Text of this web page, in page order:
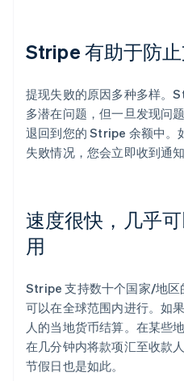
Stripe 有助于防
提现失败的原因多种多样。
多潜在问题，但一旦发现问
退回到您的 Stripe 余额中。
失败情况，您会立即收到通知
速度很快，几乎
用
Stripe 支持数十个国家/地区
可以在全球范围内进行。如
人的当地货币结算。在某些
在几分钟内将款项汇至收款
节假日也是如此。